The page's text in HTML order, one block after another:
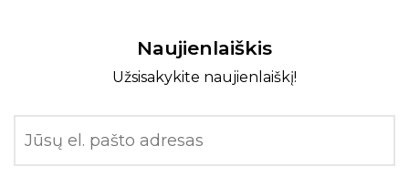
Naujienlaiškis
Užsisakykite naujienlaiškį!